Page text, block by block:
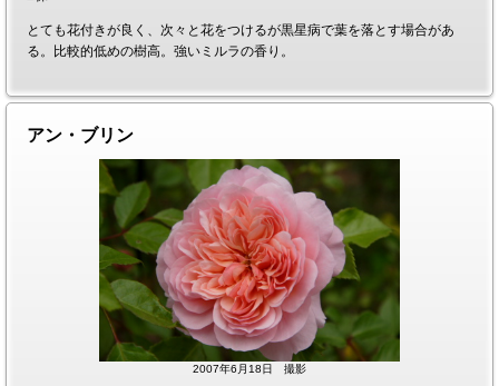
とても花付きが良く、次々と花をつけるが黒星病で葉を落とす場合があ
る。比較的低めの樹高。強いミルラの香り。
アン・ブリン
2007年6月18日 撮影